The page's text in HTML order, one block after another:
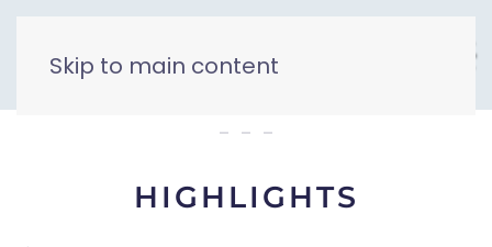
Skip to main content
HIGHLIGHTS